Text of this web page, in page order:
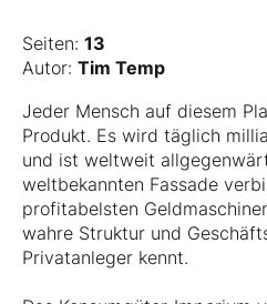
Seiten: 13
Autor: Tim Temp
Jeder Mensch auf diesem
Produkt. Es wird täglich
und ist weltweit
weltbekannten Fassade
profitabelsten
wahre Struktur und
Privatanleger kennt.